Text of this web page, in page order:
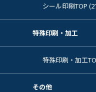
シール印刷TOP
特殊印刷・加工
特殊印刷・加工
その他